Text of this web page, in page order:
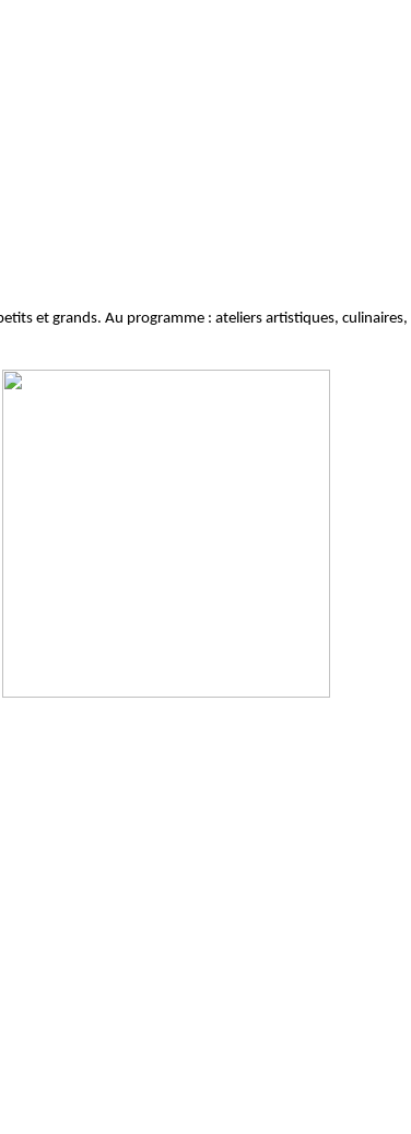
et grands. Au programme : ateliers artistiques,